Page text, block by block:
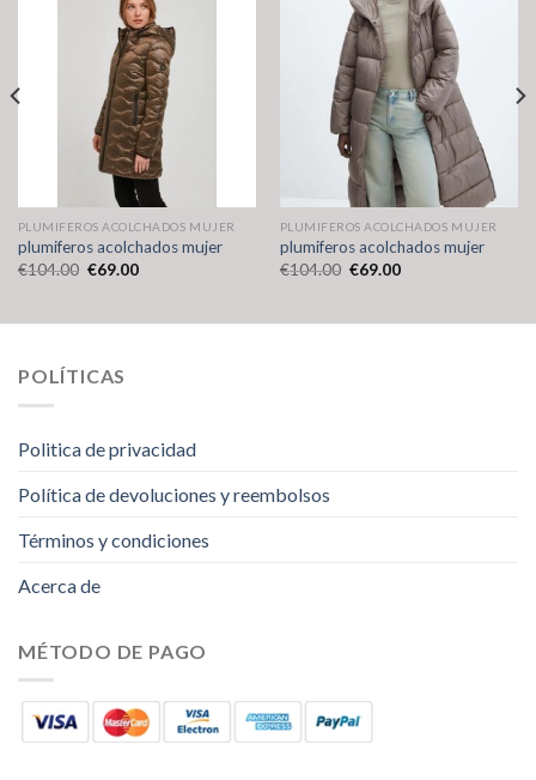
PLUMIFEROS ACOLCHADOS MUJER
plumiferos acolchados mujer
€104.00 €69.00
PLUMIFEROS ACOLCHADOS MUJER
plumiferos acolchados mujer
€104.00 €69.00
POLÍTICAS
Politica de privacidad
Política de devoluciones y reembolsos
Términos y condiciones
Acerca de
MÉTODO DE PAGO